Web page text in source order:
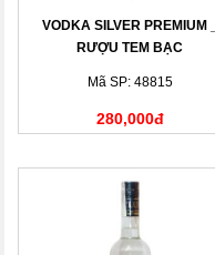
VODKA SILVER PREMIUM _
RƯỢU TEM BẠC
Mã SP: 48815
280,000đ